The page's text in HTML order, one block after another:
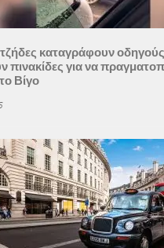
καταγράφουν
πινακίδες για να
Βίγο